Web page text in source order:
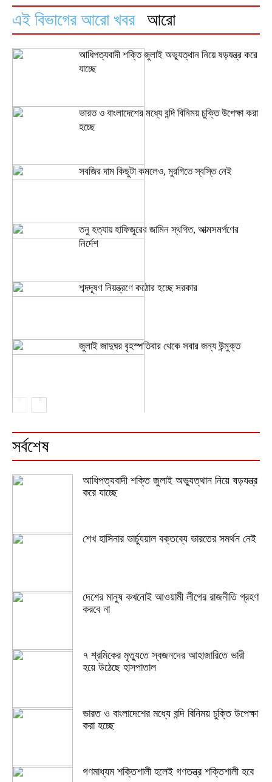
এই বিভাগের আরো খবর আরো
আধিপত্যবাদী শক্তি জুলাই অভ্যুত্থান নিয়ে ষড়যন্ত্র করে
যাচ্ছে
ভারত ও বাংলাদেশের মধ্যে বন্দি বিনিময় চুক্তি উপেক্ষা করা
হচ্ছে
সবজির দাম কিছুটা কমলেও, মুরগিতে স্বস্তি নেই
তনু হত্যায় হাফিজুরের জামিন স্থগিত, আত্মসমর্পণের
নির্দেশ
শব্দদূষণ নিয়ন্ত্রণে কঠোর হচ্ছে সরকার
জুলাই জাদুঘর বৃহস্পতিবার থেকে সবার জন্য উন্মুক্ত
সর্বশেষ
আধিপত্যবাদী শক্তি জুলাই অভ্যুত্থান নিয়ে ষড়যন্ত্র
করে যাচ্ছে
শেখ হাসিনার ভার্চ্যুয়াল বক্তব্যে ভারতের সমর্থন নেই
দেশের মানুষ কখনোই আওয়ামী লীগের রাজনীতি গ্রহণ
করবে না
৭ শ্রমিকের মৃত্যুতে স্বজনদের আহাজারিতে ভারী
হয়ে উঠেছে হাসপাতাল
ভারত ও বাংলাদেশের মধ্যে বন্দি বিনিময় চুক্তি উপেক্ষা
করা হচ্ছে
গণমাধ্যম শক্তিশালী হলেই গণতন্ত্র শক্তিশালী হবে